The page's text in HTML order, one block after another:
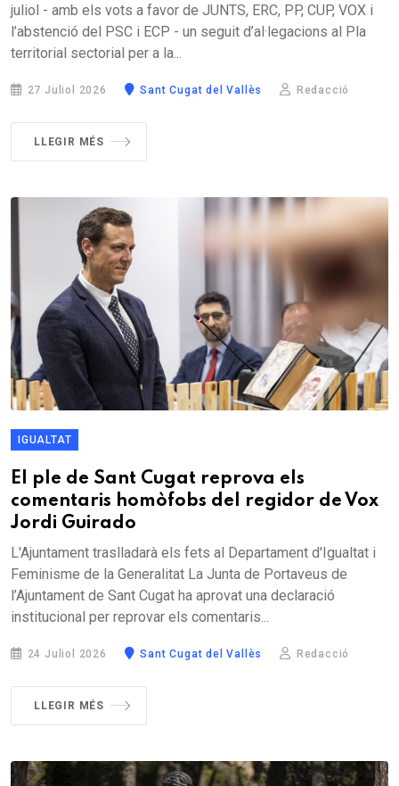
juliol - amb els vots a favor de JUNTS, ERC, PP, CUP, VOX i
l’abstenció del PSC i ECP - un seguit d’al·legacions al Pla
territorial sectorial per a la...
27 Juliol 2026 Sant Cugat del Vallès Redacció
LLEGIR MÉS
IGUALTAT
El ple de Sant Cugat reprova els
comentaris homòfobs del regidor de Vox
Jordi Guirado
L'Ajuntament traslladarà els fets al Departament d'Igualtat i
Feminisme de la Generalitat La Junta de Portaveus de
l’Ajuntament de Sant Cugat ha aprovat una declaració
institucional per reprovar els comentaris...
24 Juliol 2026 Sant Cugat del Vallès Redacció
LLEGIR MÉS